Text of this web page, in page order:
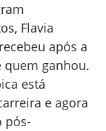
Flavia
após a
quem ganhou.
está
e agora
pós-